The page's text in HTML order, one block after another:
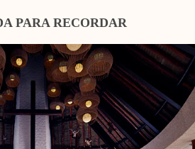
PARA RECORDAR